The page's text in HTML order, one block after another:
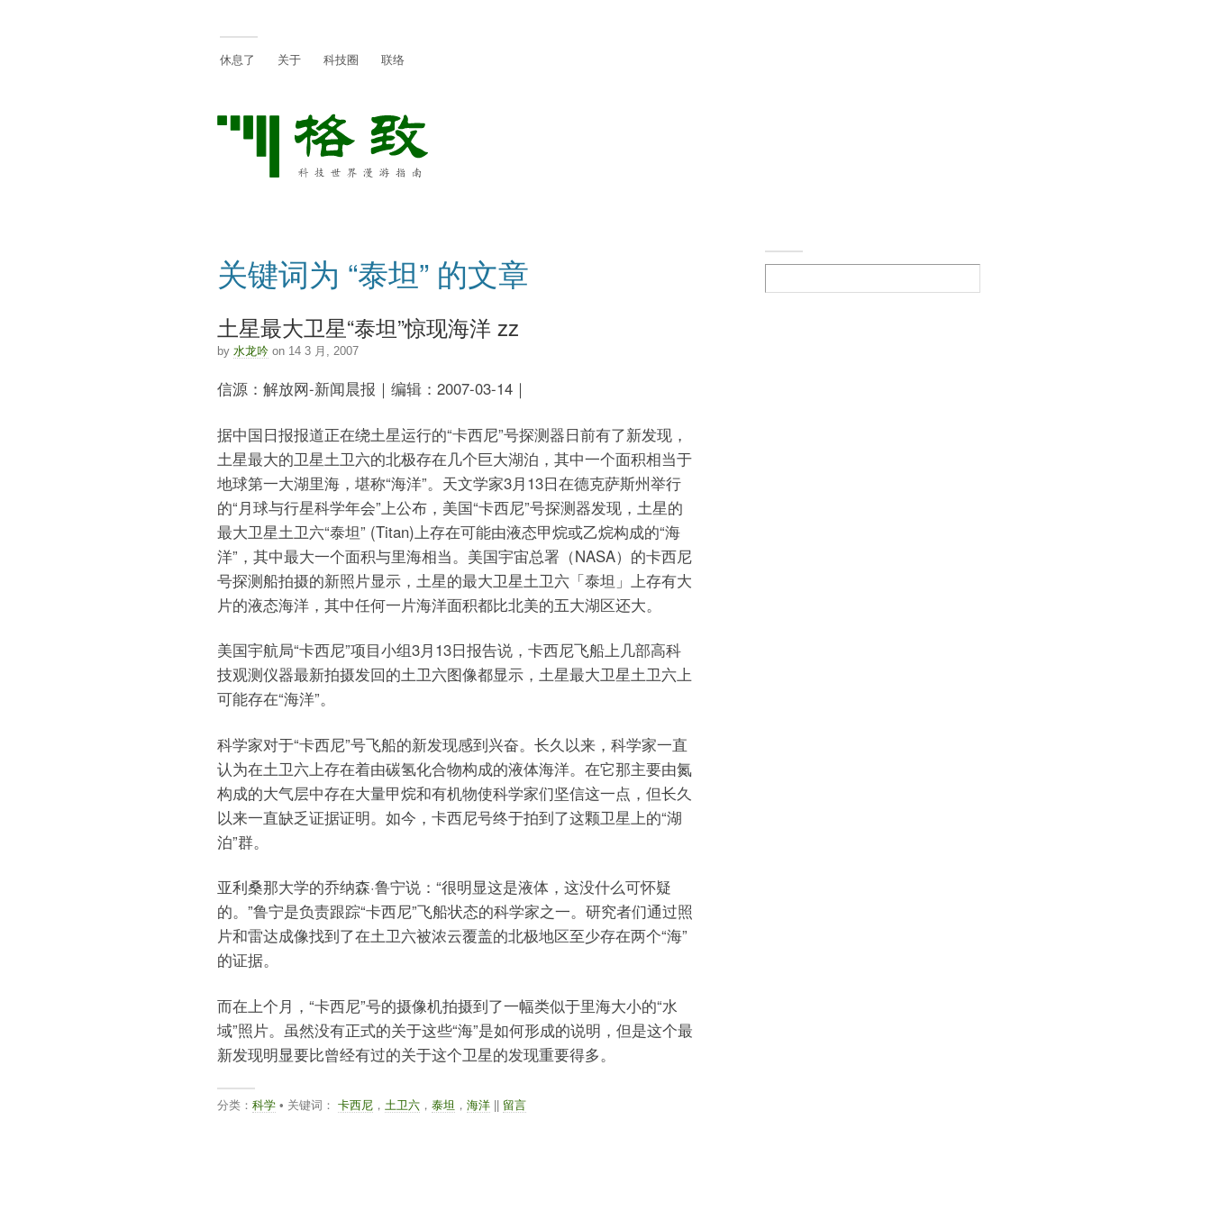
休息了 关于 科技圈 联络
关键词为 “泰坦” 的文章
土星最大卫星“泰坦”惊现海洋 zz
by 水龙吟on 14 3 月, 2007
信源：解放网-新闻晨报｜编辑：2007-03-14｜
据中国日报报道正在绕土星运行的“卡西尼”号探测器日前有了新发现，
土星最大的卫星土卫六的北极存在几个巨大湖泊，其中一个面积相当于
地球第一大湖里海，堪称“海洋”。天文学家3月13日在德克萨斯州举行
的“月球与行星科学年会”上公布，美国“卡西尼”号探测器发现，土星的
最大卫星土卫六“泰坦” (Titan)上存在可能由液态甲烷或乙烷构成的“海
洋”，其中最大一个面积与里海相当。美国宇宙总署（NASA）的卡西尼
号探测船拍摄的新照片显示，土星的最大卫星土卫六「泰坦」上存有大
片的液态海洋，其中任何一片海洋面积都比北美的五大湖区还大。
美国宇航局“卡西尼”项目小组3月13日报告说，卡西尼飞船上几部高科
技观测仪器最新拍摄发回的土卫六图像都显示，土星最大卫星土卫六上
可能存在“海洋”。
科学家对于“卡西尼”号飞船的新发现感到兴奋。长久以来，科学家一直
认为在土卫六上存在着由碳氢化合物构成的液体海洋。在它那主要由氮
构成的大气层中存在大量甲烷和有机物使科学家们坚信这一点，但长久
以来一直缺乏证据证明。如今，卡西尼号终于拍到了这颗卫星上的“湖
泊”群。
亚利桑那大学的乔纳森·鲁宁说：“很明显这是液体，这没什么可怀疑
的。”鲁宁是负责跟踪“卡西尼”飞船状态的科学家之一。研究者们通过照
片和雷达成像找到了在土卫六被浓云覆盖的北极地区至少存在两个“海”
的证据。
而在上个月，“卡西尼”号的摄像机拍摄到了一幅类似于里海大小的“水
域”照片。虽然没有正式的关于这些“海”是如何形成的说明，但是这个最
新发现明显要比曾经有过的关于这个卫星的发现重要得多。
分类： 科学• 关键词： 卡西尼， 土卫六， 泰坦 ， 海洋|| 留言